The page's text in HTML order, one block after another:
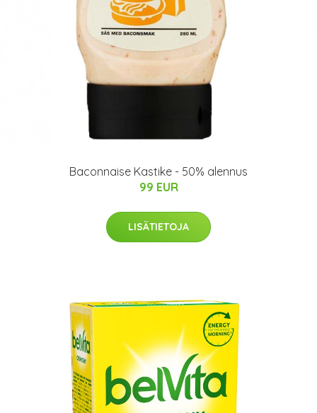
Baconnaise Kastike - 50% alennus
99 EUR
LISÄTIETOJA